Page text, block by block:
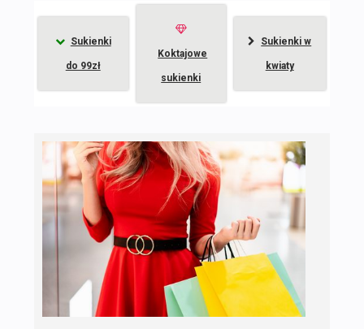
Sukienki
do 99zł
Koktajowe
sukienki
Sukienki w
kwiaty